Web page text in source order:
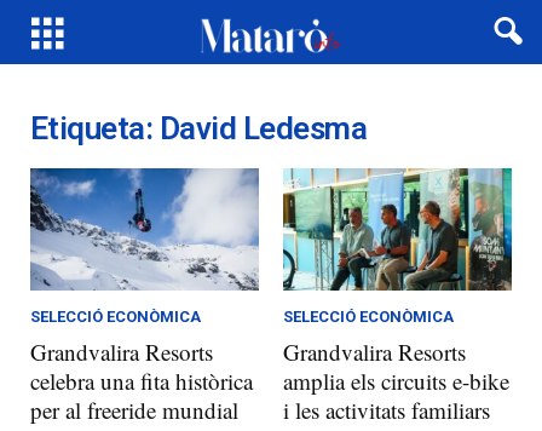
Etiqueta: David Ledesma
SELECCIÓ ECONÒMICA
Grandvalira Resorts
celebra una fita històrica
per al freeride mundial
SELECCIÓ ECONÒMICA
Grandvalira Resorts
amplia els circuits e-bike
i les activitats familiars